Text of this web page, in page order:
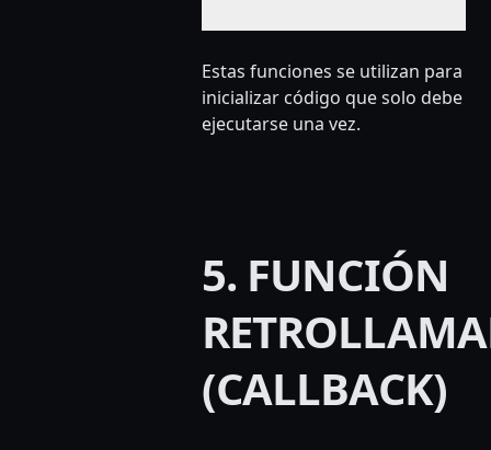
Estas funciones se utilizan para
inicializar código que solo debe
ejecutarse una vez.
5. FUNCIÓN
(CALLBACK)